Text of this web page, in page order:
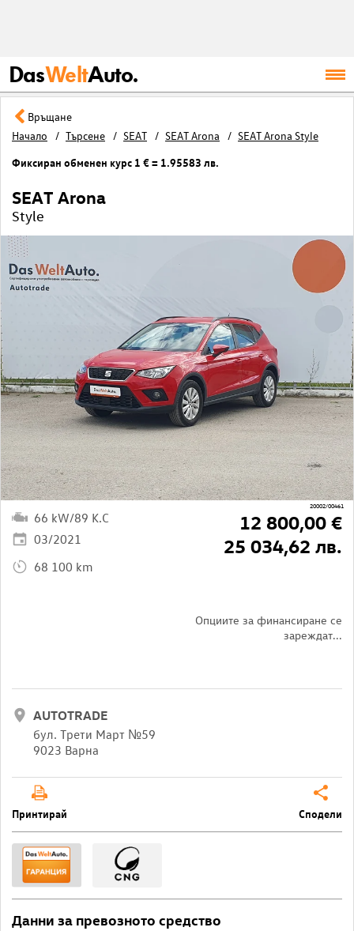
DasWeltAuto.
Връщане
Начало
Търсене SEAT SEAT Arona SEAT Arona Style
Фиксиран обменен курс 1 € = 1.95583 лв.
20002/00461
SEAT Arona
Style
66 kW/89 K.C
03/2021
68 100 km
Опциите за финансиране се
зареждат...
12 800,00 €
25 034,62 лв.
AUTOTRADE
бул. Трети Март №59
9023 Варна
Принтирай Сподели
Данни за превозното средство